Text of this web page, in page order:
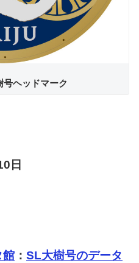
ヘッドマーク
日
館 ： SL大樹号のデータ